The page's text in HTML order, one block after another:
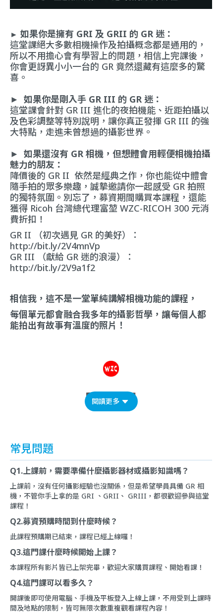
► 如果你是擁有 GRI 及 GRII 的 GR 迷：
這堂課絕大多數相機操作及拍攝概念都是通用的，
所以不用擔心會有學習上的問題，相信上完課後，
你會更訝異小小一台的 GR 竟然還藏有這麼多的驚
喜。
► 如果你是剛入手 GR III 的 GR 迷：
這堂課會針對 GR III 進化的夜拍機能、近距拍攝以
及色彩調整等特別說明，讓你真正發揮 GR III 的強
大特點，走進未曾想過的攝影世界。
► 如果還沒有 GR 相機，但想體會用輕便相機拍攝
魅力的朋友：
降價後的 GR II 依然是經典之作，你也能從中體會
隨手拍的眾多樂趣，誠摯邀請你一起感受 GR 拍照
的獨特氛圍。別忘了，募資期間購買本課程，還能
獲得 Ricoh 台灣總代理富堃 WZC-RICOH 300 元消
費折扣 ！
GR II （初次遇見 GR 的美好）：
http://bit.ly/2V4mnVp
GR III （獻給 GR 迷的浪漫）：
http://bit.ly/2V9a1f2
相信我，這不是一堂單純講解相機功能的課程，
每個單元都會融合我多年的攝影哲學，讓每個人都
能拍出有故事有溫度的照片！
閱讀更多
常見問題
Q1.上課前，需要準備什麼攝影器材或攝影知識嗎？
上課前，沒有任何攝影經驗也沒關係，但是希望學員具備 GR 相
機，不管你手上拿的是 GRI 、GRII、 GRIII，都很歡迎參與這堂
課程！
Q2.募資預購時間到什麼時候？
此課程預購期已結束，課程已經上線囉！
Q3.這門課什麼時候開始上課？
本課程所有影片皆已上架完畢，歡迎大家購買課程、開始看課！
Q4.這門課可以看多久？
開課後即可使用電腦、手機及平板登入上線上課，不用受到上課時
間及地點的限制，皆可無限次數重複觀看課程內容！